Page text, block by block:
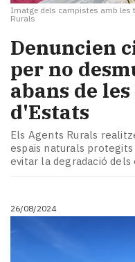
Imatge dels campistes amb les
Rurals
Denuncien
per no
abans de
d'Estats
Els Agents Rurals
espais naturals
evitar la degradació dels
26/08/2024